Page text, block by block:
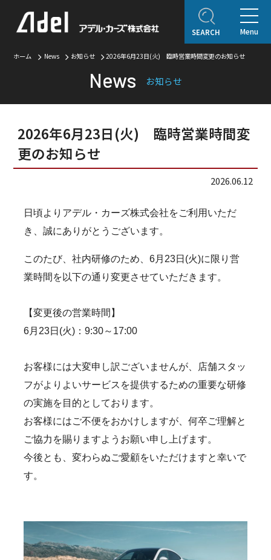
SEARCH
ホーム News お知らせ 2026年6月23日(火) 臨時営業時間変更のお知らせ
News お知らせ
2026年6月23日(火) 臨時営業時間変
更のお知らせ
2026.06.12
日頃よりアデル・カーズ株式会社をご利用いただ
き、誠にありがとうございます。
このたび、社内研修のため、6月23日(火)に限り営
業時間を以下の通り変更させていただきます。
【変更後の営業時間】
6月23日(火)：9:30～17:00
お客様には大変申し訳ございませんが、店舗スタッ
フがよりよいサービスを提供するための重要な研修
の実施を目的としております。
お客様にはご不便をおかけしますが、何卒ご理解と
ご協力を賜りますようお願い申し上げます。
今後とも、変わらぬご愛顧をいただけますと幸いで
す。
Menu
ホーム
企業情報
ご挨拶会社概要Adel Pressアクセス
アフターサービス
自動車保険
アデルレポート
アデル・コレクションギャラリー
SDGsの取り組み
新卒採用
お知らせ
プライバシーポリシー
ポルシェセンター熊本
プジョー熊本
シトロエン熊本